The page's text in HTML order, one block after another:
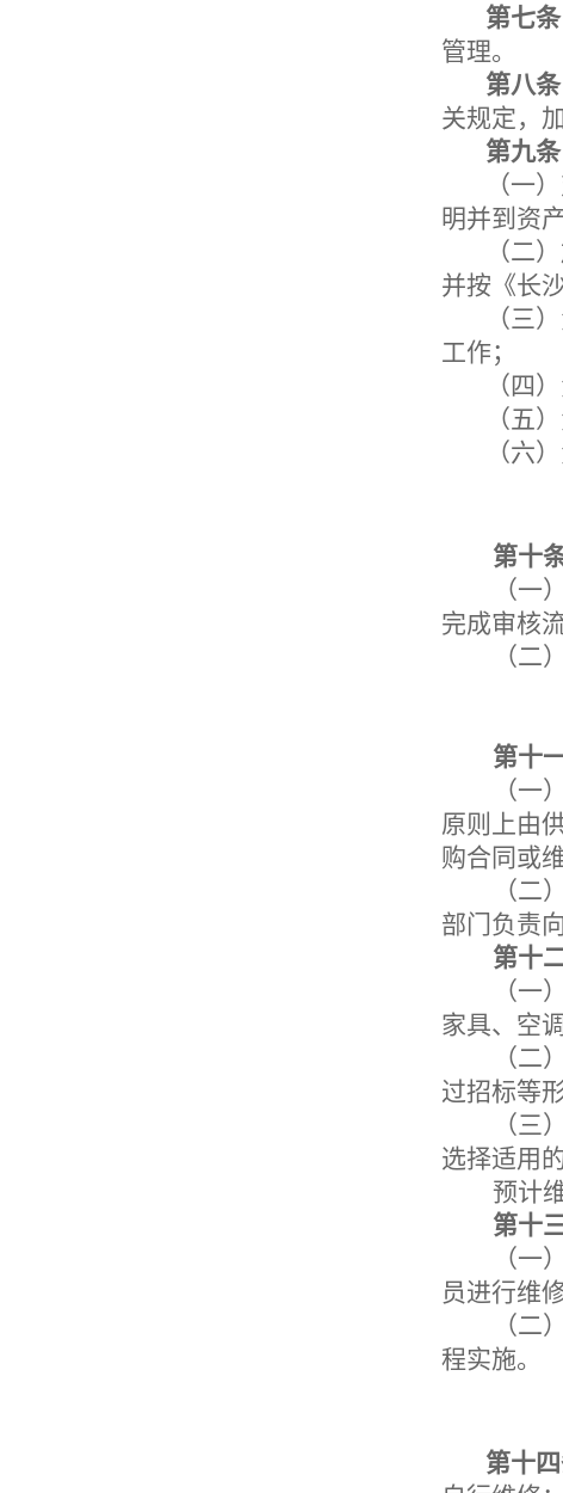
第七条
管理。
第八条
关规定，
第九条
（一）
明并到资
（二）
并按《长
（三
工作；
（四
（五
（六
第十
（一
完成审核
（二
第十
（一
原则上由
购合同或
（二
部门负责
第十
（一
家具、空
（二
过招标等
（三
选择适用
预计
第十
（一
员进行维
（二
程实施。
第十